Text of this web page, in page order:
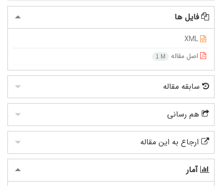
فایل ها
اصل مقاله
1 M
سابقه مقاله
هم رسانی
ارجاع به این مقاله
آمار